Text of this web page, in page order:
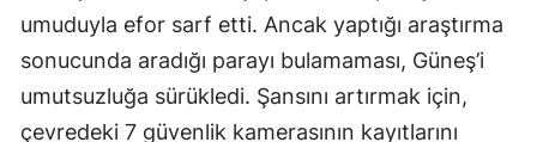
umuduyla efor sarf etti. Ancak yaptığı araştırma
sonucunda aradığı parayı bulamaması, Güneş’i
umutsuzluğa sürükledi. Şansını artırmak için,
çevredeki 7 güvenlik kamerasının kayıtlarını